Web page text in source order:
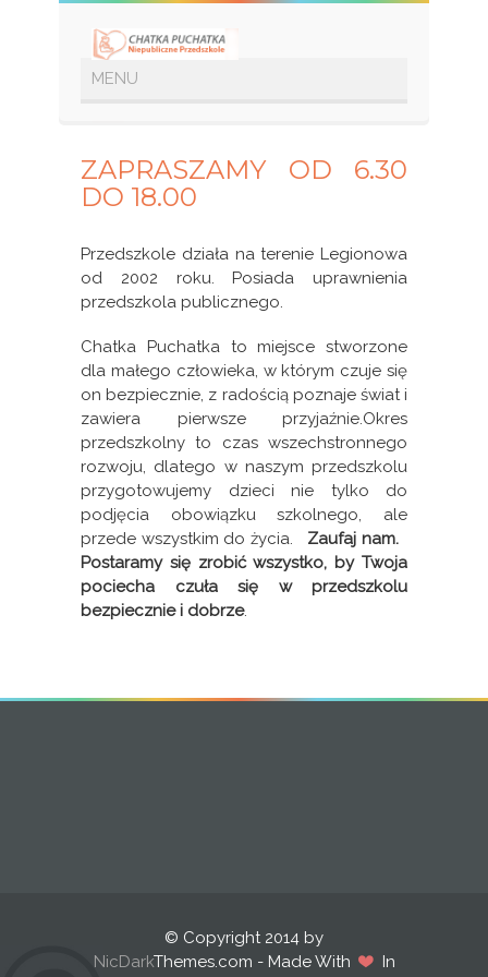
W przedszkolu
ZAPRASZAMY OD 6.30
DO 18.00
Przedszkole działa na terenie Legionowa
od 2002 roku. Posiada uprawnienia
przedszkola publicznego.
Chatka Puchatka to miejsce stworzone
dla małego człowieka, w którym czuje się
on bezpiecznie, z radością poznaje świat i
zawiera pierwsze przyjaźnie.Okres
przedszkolny to czas wszechstronnego
rozwoju, dlatego w naszym przedszkolu
przygotowujemy dzieci nie tylko do
podjęcia obowiązku szkolnego, ale
przede wszystkim do życia. Zaufaj nam.
Postaramy się zrobić wszystko, by Twoja
pociecha czuła się w przedszkolu
bezpiecznie i dobrze.
© Copyright 2014 by
NicDarkThemes.com - Made With
In